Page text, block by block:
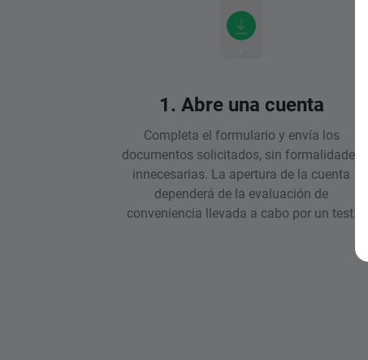
1. Abre una cuenta
Completa el formulario y envía los
documentos solicitados, sin formalidades
innecesarias. La apertura de la cuenta
dependerá de la evaluación de
conveniencia llevada a cabo por un test.